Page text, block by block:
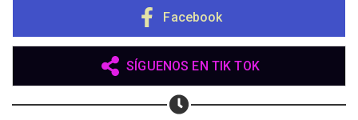
Facebook
SÍGUENOS EN TIK TOK